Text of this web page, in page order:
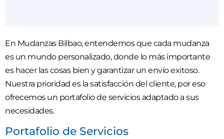
En Mudanzas Bilbao, entendemos que cada mudanza
es un mundo personalizado, donde lo más importante
es hacer las cosas bien y garantizar un envío exitoso.
Nuestra prioridad es la satisfacción del cliente, por eso
ofrecemos un portafolio de servicios adaptado a sus
necesidades.
Portafolio de Servicios